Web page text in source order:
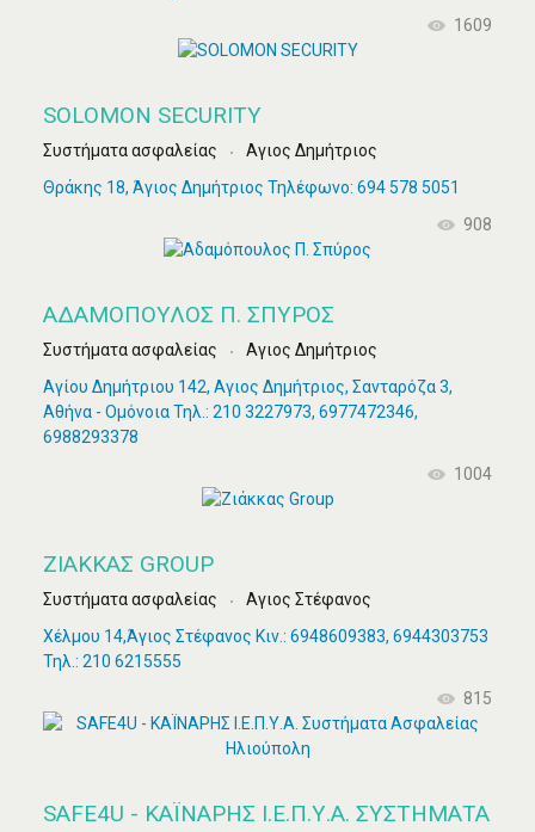
1609
SOLOMON SECURITY
Συστήματα ασφαλείας
Αγιος Δημήτριος
Θράκης 18, Άγιος Δημήτριος Τηλέφωνο: 694 578 5051
908
ΑΔΑΜΌΠΟΥΛΟΣ Π. ΣΠΎΡΟΣ
Συστήματα ασφαλείας
Αγιος Δημήτριος
Αγίου Δημήτριου 142, Αγιος Δημήτριος, Σανταρόζα 3,
Αθήνα - Ομόνοια Τηλ.: 210 3227973, 6977472346,
6988293378
1004
ΖΙΆΚΚΑΣ GROUP
Συστήματα ασφαλείας
Αγιος Στέφανος
Χέλμου 14,Άγιος Στέφανος Κιν.: 6948609383, 6944303753
Τηλ.: 210 6215555
815
SAFE4U - ΚΑΪΝΑΡΗΣ Ι.Ε.Π.Υ.Α. ΣΥΣΤΉΜΑΤΑ